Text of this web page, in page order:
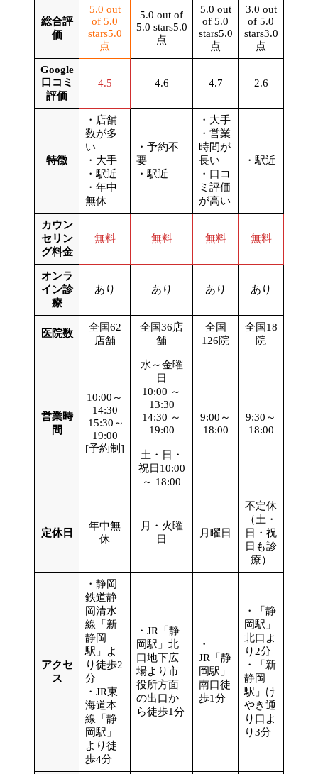
総合評
価
5.0 out
of 5.0
stars5.0
点
5.0 out of
5.0 stars5.0
点
5.0 out
of 5.0
stars5.0
点
3.0 out
of 5.0
stars3.0
点
Google
口コミ
評価
4.5 4.6 4.7 2.6
特徴
・店舗
数が多
い
・大手
・駅近
・年中
無休
・予約不
要
・駅近
・大手
・営業
時間が
長い
・口コ
ミ評価
が高い
・駅近
カウン
セリン
グ料金
無料 無料 無料 無料
オンラ
イン診
療
あり あり あり あり
医院数
全国62
店舗
全国36店
舗
全国
126院
全国18
院
営業時
間
10:00～
14:30
15:30～
19:00
[予約制]
水～金曜
日
10:00 ～
13:30
14:30 ～
19:00
土・日・
祝日10:00
～ 18:00
9:00～
18:00
9:30～
18:00
定休日
年中無
休
月・火曜
日
月曜日
不定休
（土・
日・祝
日も診
療）
アクセ
ス
・静岡
鉄道静
岡清水
線「新
静岡
駅」よ
り徒歩2
分
・JR東
海道本
線「静
岡駅」
より徒
歩4分
・JR「静
岡駅」北
口地下広
場より市
役所方面
の出口か
ら徒歩1分
・
JR「静
岡駅」
南口徒
歩1分
・「静
岡駅」
北口よ
り2分
・「新
静岡
駅」け
やき通
り口よ
り3分